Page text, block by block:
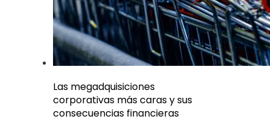
Las megadquisiciones
corporativas más caras y sus
consecuencias financieras